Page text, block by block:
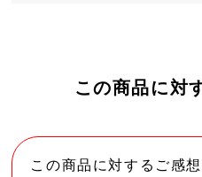
この商品に対
この商品に対するご感